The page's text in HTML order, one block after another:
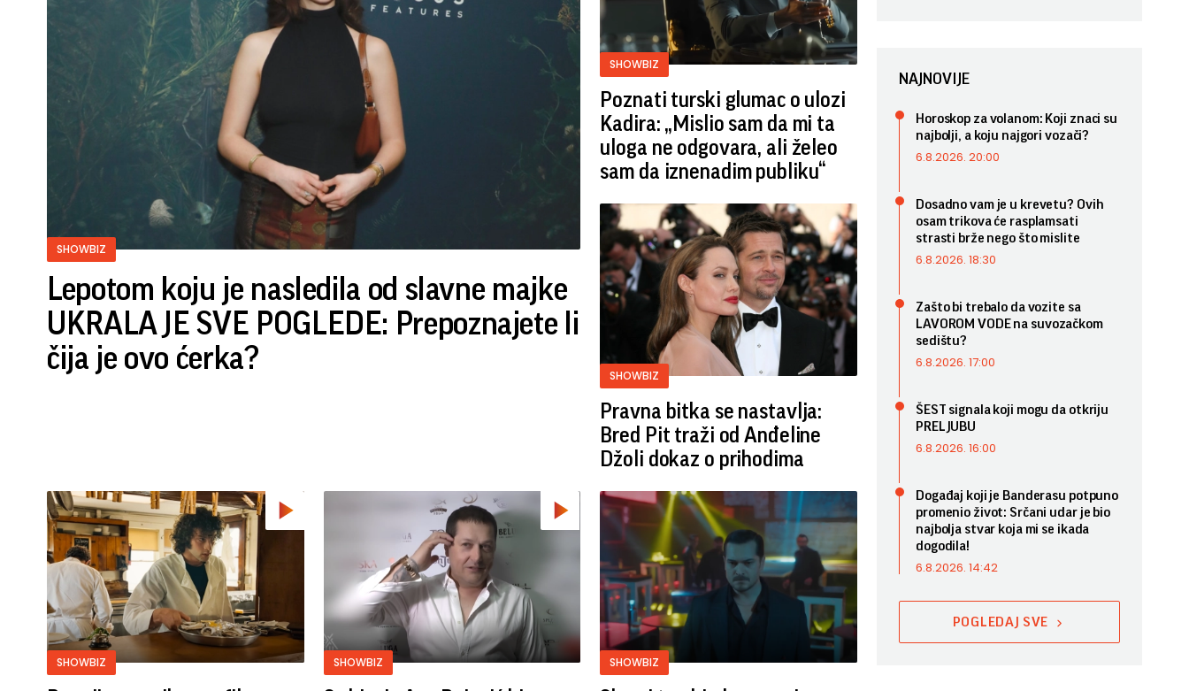
SHOWBIZ
Lepotom koju je nasledila od slavne majke
UKRALA JE SVE POGLEDE: Prepoznajete li
čija je ovo ćerka?
SHOWBIZ
Poznati turski glumac o ulozi
Kadira: „Mislio sam da mi ta
uloga ne odgovara, ali želeo
sam da iznenadim publiku“
SHOWBIZ
Pravna bitka se nastavlja:
Bred ​​Pit traži od Anđeline
Džoli dokaz o prihodima
SHOWBIZ SHOWBIZ SHOWBIZ
NAJNOVIJE
Horoskop za volanom: Koji znaci su
najbolji, a koju najgori vozači?
6.8.2026. 20:00
Dosadno vam je u krevetu? Ovih
osam trikova će rasplamsati
strasti brže nego što mislite
6.8.2026. 18:30
Zašto bi trebalo da vozite sa
LAVOROM VODE na suvozačkom
sedištu?
6.8.2026. 17:00
ŠEST signala koji mogu da otkriju
PRELJUBU
6.8.2026. 16:00
Događaj koji je Banderasu potpuno
promenio život: Srčani udar je bio
najbolja stvar koja mi se ikada
dogodila!
6.8.2026. 14:42
POGLEDAJ SVE